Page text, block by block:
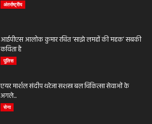
अंतर्राष्ट्रीय
आईपीएस आलोक कुमार रचित ‘साझे लमहों की महक’ सबकी
कविता है
पुलिस
एयर मार्शल संदीप थरेजा सशस्त्र बल चिकित्सा सेवाओं के
अगले...
सेना